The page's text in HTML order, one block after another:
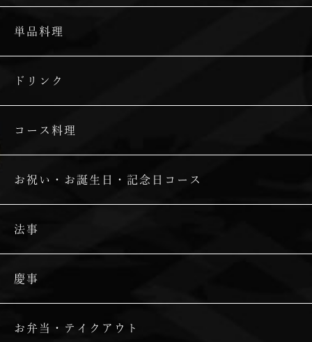
単品料理
ドリンク
コース料理
お祝い・お誕生日・記念日コース
法事
慶事
お弁当・テイクアウト